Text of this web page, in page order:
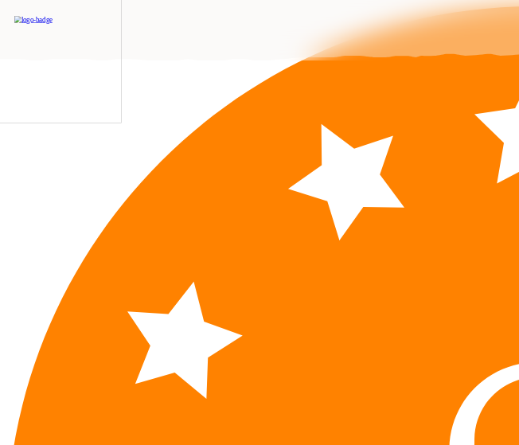
Naše kategórie
kvásková
línia
Ďuro Truľo
chleby s
kváskom
Chleby
Kocky Štangle
Produktový
katalóg